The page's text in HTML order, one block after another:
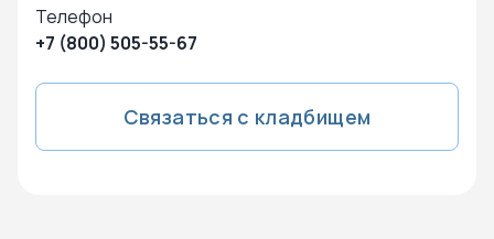
Телефон
+7 (800) 505-55-67
Связаться с кладбищем